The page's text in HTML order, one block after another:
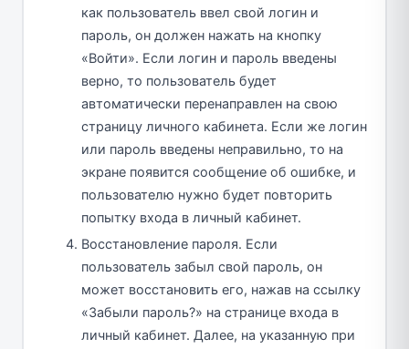
как пользователь ввел свой логин и
пароль, он должен нажать на кнопку
«Войти». Если логин и пароль введены
верно, то пользователь будет
автоматически перенаправлен на свою
страницу личного кабинета. Если же логин
или пароль введены неправильно, то на
экране появится сообщение об ошибке, и
пользователю нужно будет повторить
попытку входа в личный кабинет.
Восстановление пароля. Если
пользователь забыл свой пароль, он
может восстановить его, нажав на ссылку
«Забыли пароль?» на странице входа в
личный кабинет. Далее, на указанную при